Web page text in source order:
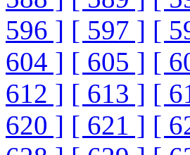
596 ] [ 597 ] [
604 ] [ 605 ] [
612 ] [ 613 ] [
620 ] [ 621 ] [